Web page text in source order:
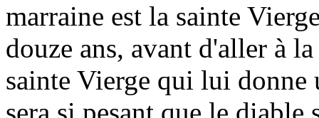
marraine est la sainte
douze ans, avant d'aller à
sainte Vierge qui lui